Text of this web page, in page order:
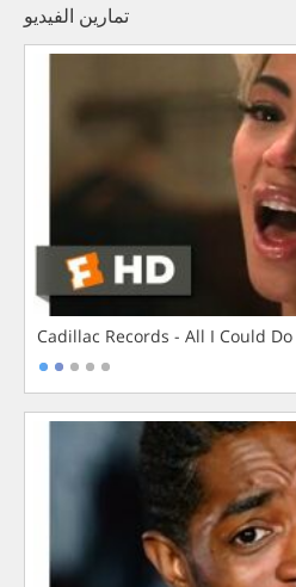
تمارين الفيديو
Cadillac Records - All I Could Do